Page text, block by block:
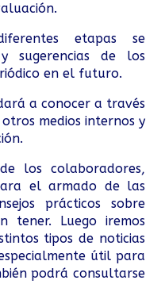
etapas se
sugerencias de los
en el futuro.
a conocer a través
medios internos y
los colaboradores,
el armado de las
prácticos sobre
tener. Luego iremos
tipos de noticias
útil para
podrá consultarse